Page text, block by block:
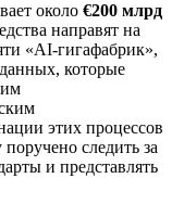
около €200 млрд
направят на
«AI-гигафабрик»,
которые
этих процессов
следить за
и представлять